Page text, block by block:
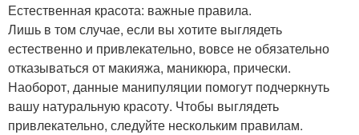
Естественная красота: важные правила.
Лишь в том случае, если вы хотите выглядеть
естественно и привлекательно, вовсе не обязательно
отказываться от макияжа, маникюра, прически.
Наоборот, данные манипуляции помогут подчеркнуть
вашу натуральную красоту. Чтобы выглядеть
привлекательно, следуйте нескольким правилам.